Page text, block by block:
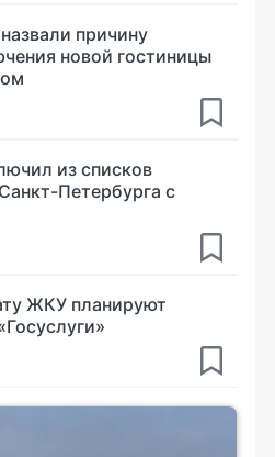
причину
новой гостиницы
из списков
Петербурга с
ЖКУ планируют